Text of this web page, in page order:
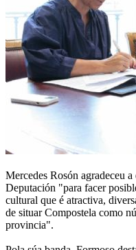
Mercedes Rosón agradeceu
Deputación "para facer
cultural que é atractiva,
de situar Compostela como
provincia".